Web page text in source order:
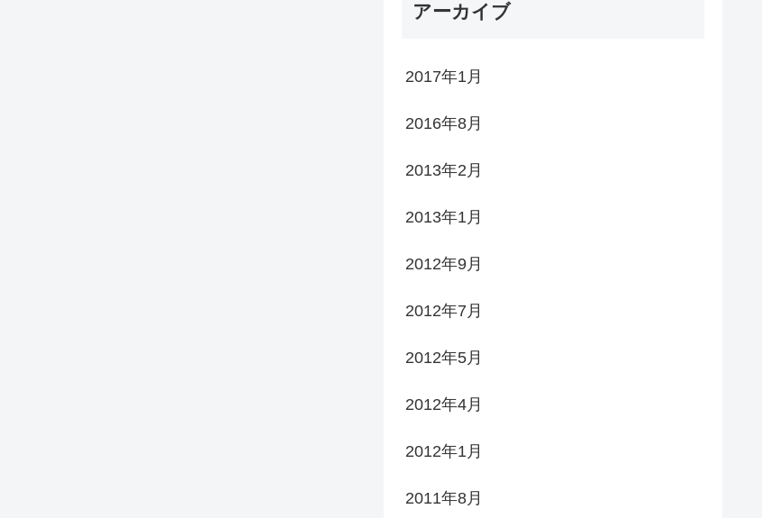
アーカイブ
2017年1月
2016年8月
2013年2月
2013年1月
2012年9月
2012年7月
2012年5月
2012年4月
2012年1月
2011年8月